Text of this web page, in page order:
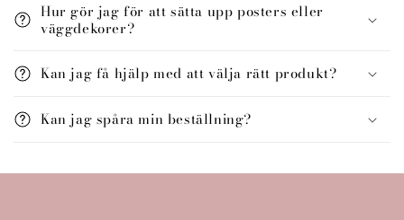
h
l
s
Hur gör jag för att sätta upp posters eller
väggdekorer?
Kan jag få hjälp med att välja rätt produkt?
Kan jag spåra min beställning?